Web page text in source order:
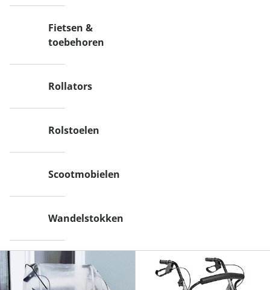
Fietsen &
toebehoren
Rollators
Rolstoelen
Scootmobielen
Wandelstokken